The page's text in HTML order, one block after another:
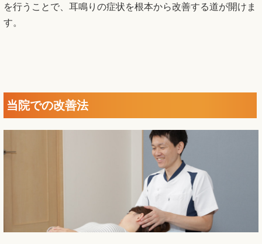
を行うことで、耳鳴りの症状を根本から改善する道が開けま
す。
当院での改善法